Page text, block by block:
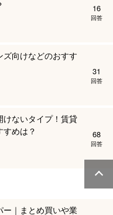
16
回答
向けなどのおすす
31
回答
けないタイプ！賃貸
めは？
68
回答
｜まとめ買いや業